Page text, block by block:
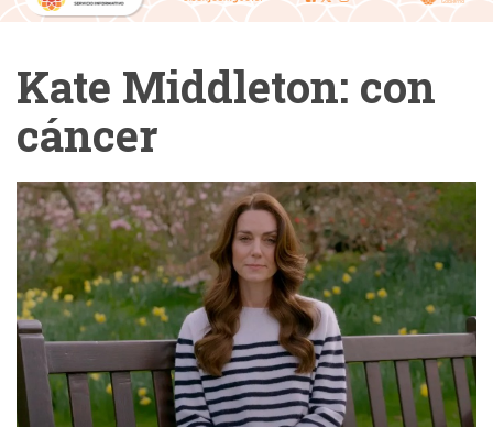
Kate Middleton: con
cáncer